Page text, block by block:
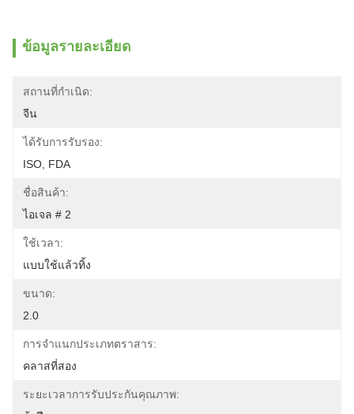
ข้อมูลรายละเอียด
สถานที่กำเนิด:
จีน
ได้รับการรับรอง:
ISO, FDA
ชื่อสินค้า:
ไอเจล # 2
ใช้เวลา:
แบบใช้แล้วทิ้ง
ขนาด:
2.0
การจำแนกประเภทตราสาร:
คลาสที่สอง
ระยะเวลาการรับประกันคุณภาพ: